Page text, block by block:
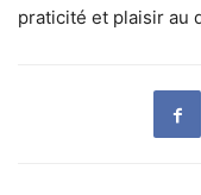
praticité et plaisir au